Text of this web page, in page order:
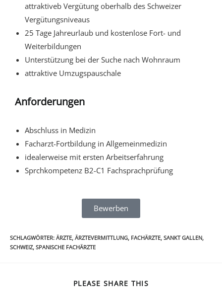
attraktiveb Vergütung oberhalb des Schweizer
Vergütungsniveaus
25 Tage Jahreurlaub und kostenlose Fort- und
Weiterbildungen
Unterstützung bei der Suche nach Wohnraum
attraktive Umzugspauschale
Anforderungen
Abschluss in Medizin
Facharzt-Fortbildung in Allgemeinmedizin
idealerweise mit ersten Arbeitserfahrung
Sprchkompetenz B2-C1 Fachsprachprüfung
Bewerben
SCHLAGWÖRTER: ÄRZTE, ÄRZTEVERMITTLUNG, FACHÄRZTE, SANKT GALLEN,
SCHWEIZ, SPANISCHE FACHÄRZTE
PLEASE SHARE THIS